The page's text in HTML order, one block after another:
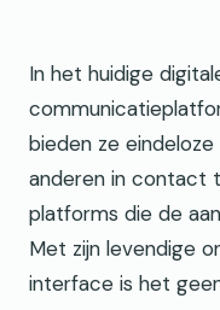
In het huidige
bieden ze
anderen in contact
platforms die de
Met zijn levendige
interface is het